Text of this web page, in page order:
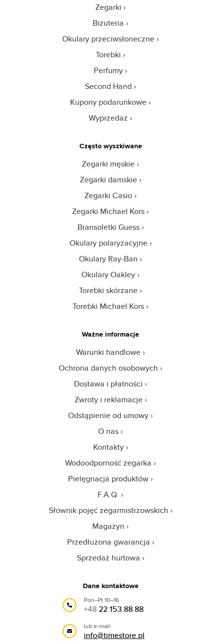
Zegarki
Biżuteria
Okulary przeciwsłoneczne
Torebki
Perfumy
Second Hand
Kupony podarunkowe
Wyprzedaż
Często wyszkiwane
Zegarki męskie
Zegarki damskie
Zegarki Casio
Zegarki Michael Kors
Bransoletki Guess
Okulary polaryzacyjne
Okulary Ray-Ban
Okulary Oakley
Torebki skórzane
Torebki Michael Kors
Ważne informacje
Warunki handlowe
Ochrona danych osobowych
Dostawa i płatności
Zwroty i reklamacje
Odstąpienie od umowy
O nas
Kontakty
Wodoodporność zegarka
Pielęgnacja produktów
F.A.Q.
Słownik pojęć zegarmistrzowskich
Magazyn
Przedłużona gwarancja
Sprzedaż hurtowa
Dane kontaktowe
Pon–Pt 10–16
+4822 153 88 88
lub e-mail:
info@timestore.pl